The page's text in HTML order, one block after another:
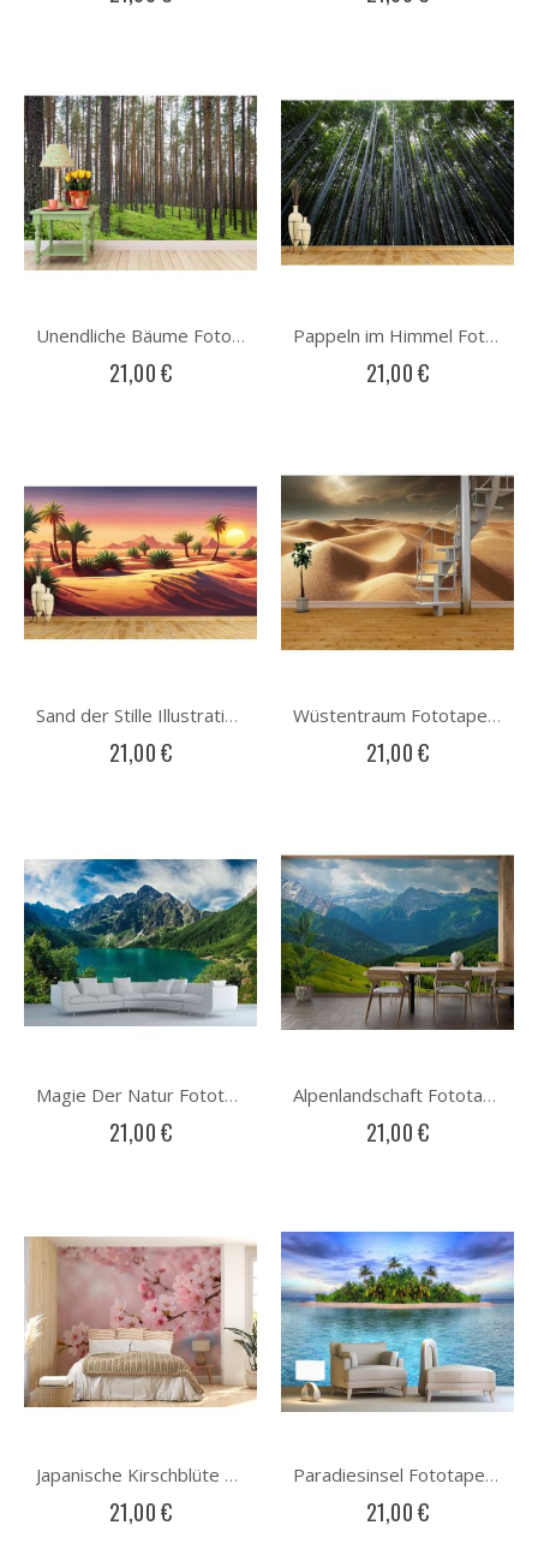
Unendliche Bäume Fototapete
21,00 €
Pappeln im Himmel Fototapete
21,00 €
Sand der Stille Illustration Fototapete
21,00 €
Wüstentraum Fototapete
21,00 €
Magie Der Natur Fototapete
21,00 €
Alpenlandschaft Fototapete
21,00 €
Japanische Kirschblüte Fototapete
21,00 €
Paradiesinsel Fototapete
21,00 €